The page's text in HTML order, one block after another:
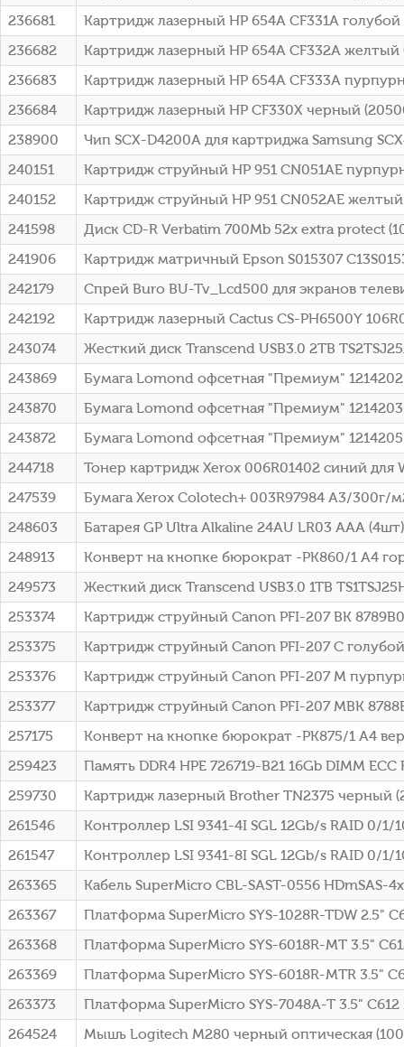
236681
Картридж лазерный HP 654A CF331A
236682
Картридж лазерный HP 654A CF332A
236683
Картридж лазерный HP 654A CF333A
236684
Картридж лазерный HP CF330X черный
238900
Чип SCX-D4200A для картриджа Samsung
240151
Картридж струйный HP 951 CN051AE
240152
Картридж струйный HP 951 CN052AE желтый
241598
Диск CD-R Verbatim 700Mb 52x extra protect
241906
Картридж матричный Epson S015307
242179
Спрей Buro BU-Tv_Lcd500 для экранов
242192
Картридж лазерный Cactus CS-PH6500Y
243074
Жесткий диск Transcend USB3.0 2TB
243869
Бумага Lomond офсетная "Премиум"
243870
Бумага Lomond офсетная "Премиум"
243872
Бумага Lomond офсетная "Премиум"
244718
Тонер картридж Xerox 006R01402 синий для
247539
Бумага Xerox Colotech+ 003R97984 A3/
248603
Батарея GP Ultra Alkaline 24AU LR03 AAA
248913
Конверт на кнопке бюрократ -PK860/1 A4
249573
Жесткий диск Transcend USB3.0 1TB
253374
Картридж струйный Canon PFI-207 BK
253375
Картридж струйный Canon PFI-207 C
253376
Картридж струйный Canon PFI-207 M
253377
Картридж струйный Canon PFI-207 MBK
257175
Конверт на кнопке бюрократ -PK875/1 A4
259423
Память DDR4 HPE 726719-B21 16Gb DIMM
259730
Картридж лазерный Brother TN2375 черный
261546
Контроллер LSI 9341-4I SGL 12Gb/s RAID 0/
261547
Контроллер LSI 9341-8I SGL 12Gb/s RAID 0/
263365
Кабель SuperMicro CBL-SAST-0556 HDmSAS-
263367
Платформа SuperMicro SYS-1028R-TDW 2.5"
263368
Платформа SuperMicro SYS-6018R-MT 3.5"
263369
Платформа SuperMicro SYS-6018R-MTR 3.5"
263373
Платформа SuperMicro SYS-7048A-T 3.5" С612
264524
Мышь Logitech M280 черный оптическая